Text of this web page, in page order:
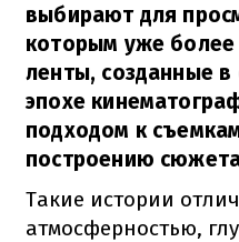
выбирают для
которым уже более
ленты, созданные
эпохе
подходом к
построению
Такие истории
атмосферностью,